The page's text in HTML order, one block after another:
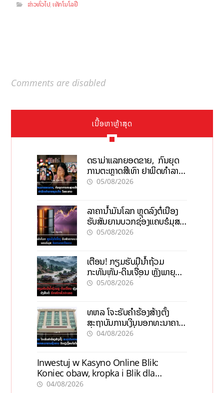
ຂ່າວທົ່ວໄປ,ເທັກໂນໂລຢີ
Comments are disabled
ເນື້ອຫາຫຼ້າສຸດ
ດຣາມ່າແລກຍອດຂາຍ, ກົນຍຸດ
ການຕະຫຼາດສີເທົາ ຢາພິດທຳລາຍ
ທຸລະກິດ ໄລຍະຍາວ
05/08/2026
ລາຄານ້ຳມັນໂລກ ຫຼຸດລົງຕໍ່ເນື່ອງ
ຮັບສັນຍານບວກຊ່ອງແຄບຮໍມຸສ
ຈັບຕາລາຄາໃນລາວ
05/08/2026
ເຕືອນ! ກຽມຮັບມືນໍ້າຖ້ວມ
ກະທັນຫັນ-ດິນເຈື່ອນ ຫຼັງພາຍຸຝົນ
ຍັງສືບຕໍ່ຕົກໜັກທົ່ວປະເທດ
05/08/2026
ທຫລ ໂຈະຮັບຄຳຮ້ອງສ້າງຕັ້ງ
ສະຖາບັນການເງິນນອກທະນາຄານ
ຊົ່ວຄາວ ປັບປຸງເງື່ອນໄຂໃໝ່
04/08/2026
Inwestuj w Kasyno Online Blik:
Koniec obaw, kropka i Blik dla
pewności
04/08/2026